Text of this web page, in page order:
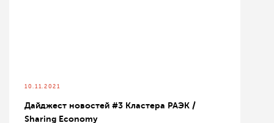
10.11.2021
Дайджест новостей #3 Кластера РАЭК /
Sharing Economy